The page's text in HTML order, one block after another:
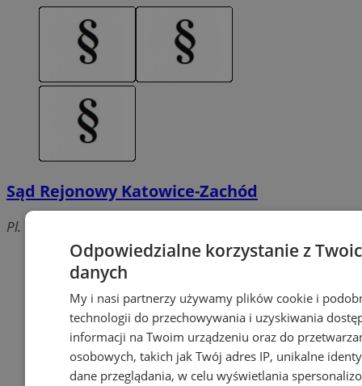
Sąd Rejonowy Katowice-Zachód
Pl. Wolności, 40-078 Katowice
Odpowiedzialne korzystanie z
danych
My i nasi partnerzy używamy plików cookie i
technologii do przechowywania i uzyskiwania
informacji na Twoim urządzeniu oraz do
osobowych, takich jak Twój adres IP, unikalne
dane przeglądania, w celu wyświetlania